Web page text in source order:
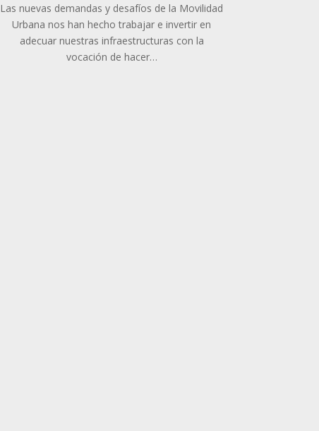
Las nuevas demandas y desafíos de la Movilidad
Urbana nos han hecho trabajar e invertir en
adecuar nuestras infraestructuras con la
vocación de hacer…